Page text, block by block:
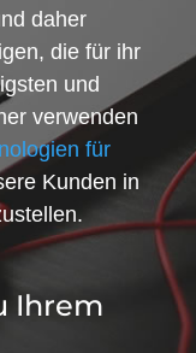
daher
die für ihr
und
verwenden
für
Kunden in
Ihrem